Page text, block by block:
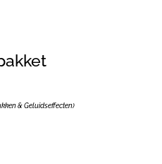
& Geluidseffecten)